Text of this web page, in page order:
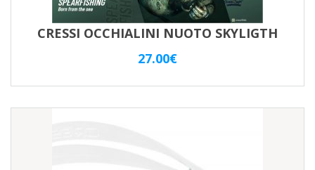
CRESSI OCCHIALINI NUOTO SKYLIGTH
27.00€